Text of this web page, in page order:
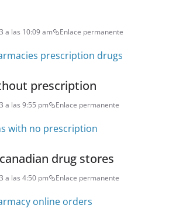
a las 10:09 am Enlace permanente
prescription drugs
prescription
a las 9:55 pm Enlace permanente
with no prescription
drug stores
a las 4:50 pm Enlace permanente
online orders